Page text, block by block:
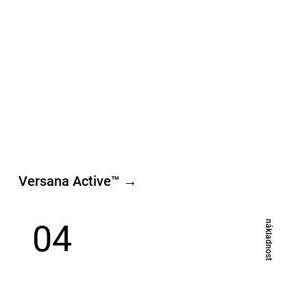
Versana Active™ →
04 ​nákladnost